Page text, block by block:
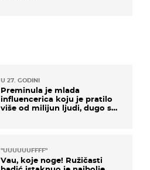
U 27. GODINI
Preminula je mlada
influencerica koju je pratilo
više od milijun ljudi, dugo se
"UUUUUUFFFF"
Vau, koje noge! Ružičasti